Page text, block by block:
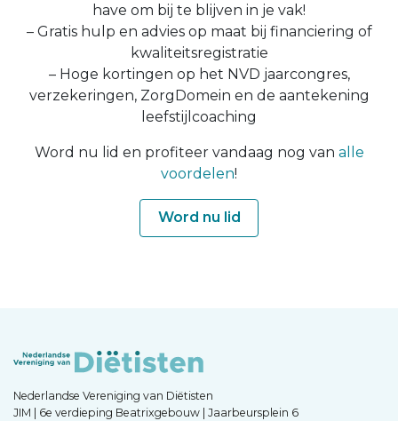
have om bij te blijven in je vak!
– Gratis hulp en advies op maat bij financiering of
kwaliteitsregistratie
– Hoge kortingen op het NVD jaarcongres,
verzekeringen, ZorgDomein en de aantekening
leefstijlcoaching
Word nu lid en profiteer vandaag nog van alle
voordelen!
Word nu lid
Nederlandse Vereniging van Diëtisten
JIM | 6e verdieping Beatrixgebouw | Jaarbeursplein 6